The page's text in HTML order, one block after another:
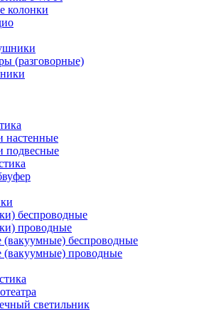
колонки
(разговорные)
настенные
подвесные
беспроводные
проводные
(вакуумные) беспроводные
(вакуумные) проводные
светильник